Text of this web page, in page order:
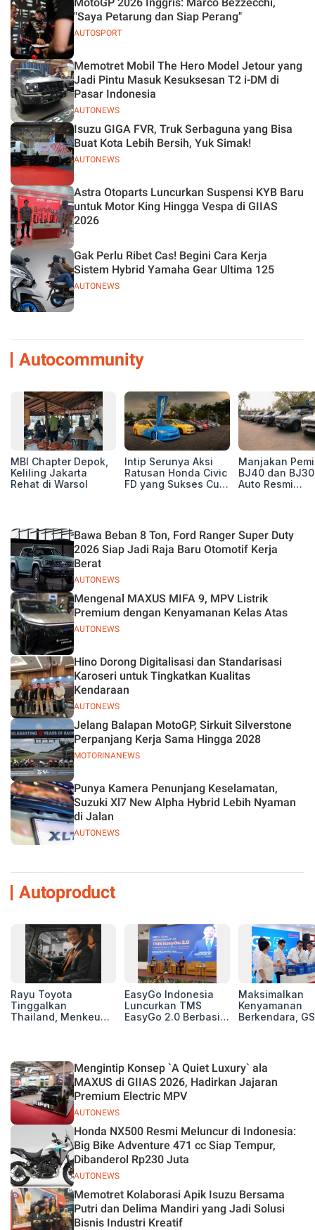
AUTOSPORT
"Saya Petarung dan Siap Perang"
AUTONEWS
Memotret Mobil The Hero Model Jetour yang
Jadi Pintu Masuk Kesuksesan T2 i-DM di
Pasar Indonesia
AUTONEWS
Isuzu GIGA FVR, Truk Serbaguna yang Bisa
Buat Kota Lebih Bersih, Yuk Simak!
Astra Otoparts Luncurkan Suspensi KYB Baru
untuk Motor King Hingga Vespa di GIIAS
2026
AUTONEWS
Gak Perlu Ribet Cas! Begini Cara Kerja
Sistem Hybrid Yamaha Gear Ultima 125
Autocommunity
MBI Chapter Depok,
Keliling Jakarta
Rehat di Warsol
Intip Serunya Aksi
Ratusan Honda Civic
FD yang Sukses Curi
Manjakan
BJ40 dan
Auto Resmi
AUTONEWS
Bawa Beban 8 Ton, Ford Ranger Super Duty
2026 Siap Jadi Raja Baru Otomotif Kerja
Berat
AUTONEWS
Mengenal MAXUS MIFA 9, MPV Listrik
Premium dengan Kenyamanan Kelas Atas
AUTONEWS
Hino Dorong Digitalisasi dan Standarisasi
Karoseri untuk Tingkatkan Kualitas
Kendaraan
MOTORINANEWS
Jelang Balapan MotoGP, Sirkuit Silverstone
Perpanjang Kerja Sama Hingga 2028
AUTONEWS
Punya Kamera Penunjang Keselamatan,
Suzuki Xl7 New Alpha Hybrid Lebih Nyaman
di Jalan
Autoproduct
Rayu Toyota
Tinggalkan
Thailand, Menkeu
Basis Produksi
ASEAN
EasyGo Indonesia
Luncurkan TMS
EasyGo 2.0 Berbasis
Maksimalkan
Kenyamanan
Berkendara,
2026
AUTONEWS
Mengintip Konsep `A Quiet Luxury` ala
MAXUS di GIIAS 2026, Hadirkan Jajaran
Premium Electric MPV
AUTONEWS
Honda NX500 Resmi Meluncur di Indonesia:
Big Bike Adventure 471 cc Siap Tempur,
Dibanderol Rp230 Juta
Memotret Kolaborasi Apik Isuzu Bersama
Putri dan Delima Mandiri yang Jadi Solusi
Bisnis Industri Kreatif